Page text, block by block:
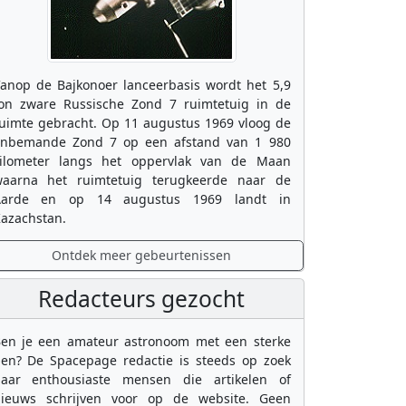
de Bajkonoer lanceerbasis wordt het 5,9
zware Russische Zond 7 ruimtetuig in de
gebracht. Op 11 augustus 1969 vloog de
Zond 7 op een afstand van 1 980
langs het oppervlak van de Maan
het ruimtetuig terugkeerde naar de
en op 14 augustus 1969 landt in
Ontdek meer gebeurtenissen
Redacteurs gezocht
je een amateur astronoom met een sterke
De Spacepage redactie is steeds op zoek
enthousiaste mensen die artikelen of
schrijven voor op de website. Geen